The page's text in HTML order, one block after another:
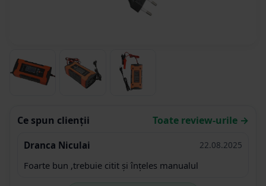
Ce spun clienții Toate review-urile →
Dranca Niculai 22.08.2025
Foarte bun ,trebuie citit și înțeles manualul